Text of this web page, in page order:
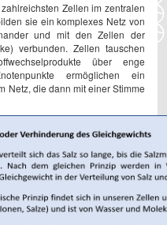
Zellen im zentralen
sie ein komplexes Netz von
und mit den Zellen der
verbunden. Zellen tauschen
über enge
ermöglichen ein
Netz, die dann mit einer Stimme